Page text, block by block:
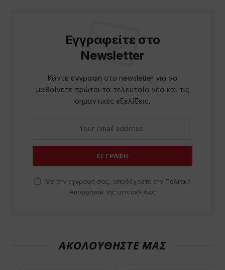
Εγγραφείτε στο
Newsletter
Κάντε εγγραφή στο newsletter για να
μαθαίνετε πρώτοι τα τελευταία νέα και τις
σημαντικές εξελίξεις.
Με την εγγραφή σας, αποδέχεστε την Πολιτική
Απορρήτου της ιστοσελίδας
ΑΚΟΛΟΥΘΗΣΤΕ ΜΑΣ